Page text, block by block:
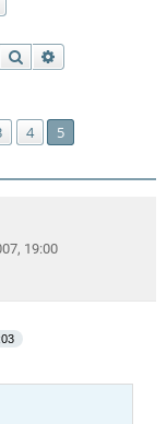
Поиск
4 5
19:00